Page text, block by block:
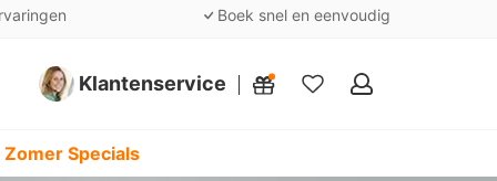
Boek snel en eenvoudig
Klantenservice
Mijn
Specials